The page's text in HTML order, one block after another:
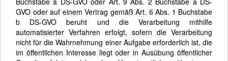
GVO oder auf einem Vertrag gemäß Art. 6 Abs. 1 Buchstabe
b DS-GVO beruht und die Verarbeitung mithilfe
automatisierter Verfahren erfolgt, sofern die Verarbeitung
nicht für die Wahrnehmung einer Aufgabe erforderlich ist, die
im öffentlichen Interesse liegt oder in Ausübung öffentlicher